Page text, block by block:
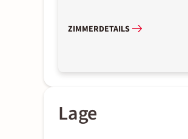
ZIMMERDETAILS
Lage